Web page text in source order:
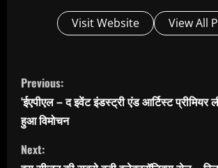
Visit Website View All
C
o
n
t
Previous:
‘ईएपीएल – द इवेंट इंडस्ट्री एंड आर्टिस्ट प्रीमियर
हुआ विमोचन
Next: